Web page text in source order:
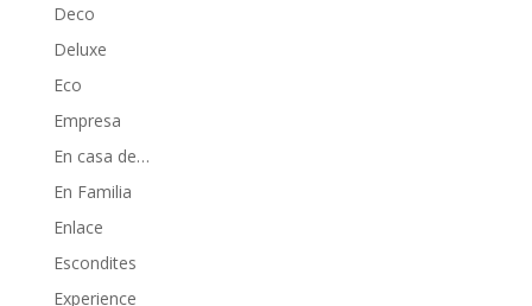
Deco
Deluxe
Eco
Empresa
En casa de…
En Familia
Enlace
Escondites
Experience